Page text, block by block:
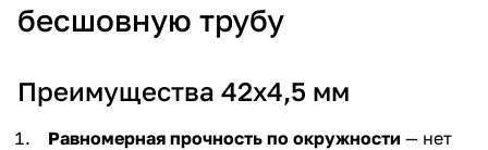
бесшовную трубу
Преимущества 42х4,5 мм
Равномерная прочность по окружности — нет